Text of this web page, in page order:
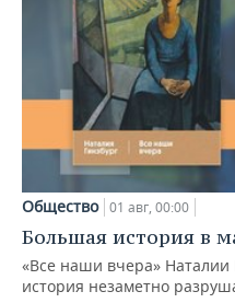
Общество 01 авг, 00:00
Большая история в
«Все наши вчера» Наталии
история незаметно